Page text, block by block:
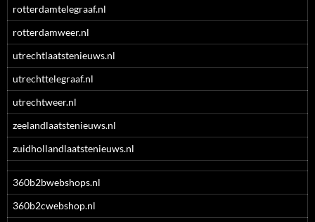
rotterdamtelegraaf.nl
rotterdamweer.nl
utrechtlaatstenieuws.nl
utrechttelegraaf.nl
utrechtweer.nl
zeelandlaatstenieuws.nl
zuidhollandlaatstenieuws.nl
360b2bwebshops.nl
360b2cwebshop.nl